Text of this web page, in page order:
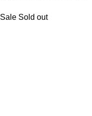
Sale Sold out